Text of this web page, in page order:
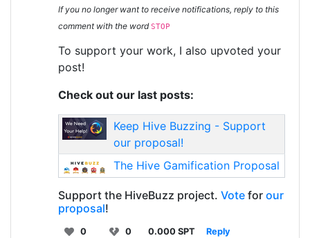
If you no longer want to receive notifications, reply to this
comment with the word STOP
To support your work, I also upvoted your
post!
Check out our last posts:
Keep Hive Buzzing - Support
our proposal!
The Hive Gamification Proposal
Support the HiveBuzz project. Vote for our
proposal!
0 0 0.000 SPT Reply